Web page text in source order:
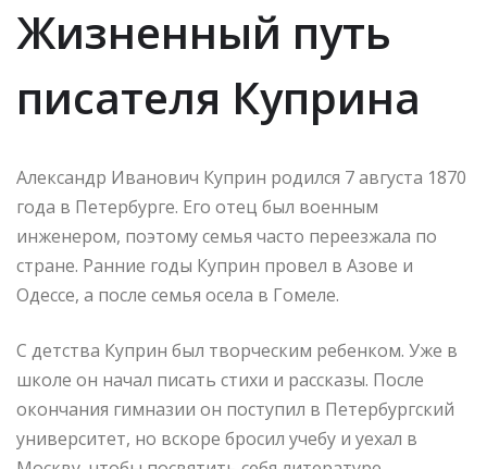
Жизненный путь
писателя Куприна
Александр Иванович Куприн родился 7 августа 1870
года в Петербурге. Его отец был военным
инженером, поэтому семья часто переезжала по
стране. Ранние годы Куприн провел в Азове и
Одессе, а после семья осела в Гомеле.
С детства Куприн был творческим ребенком. Уже в
школе он начал писать стихи и рассказы. После
окончания гимназии он поступил в Петербургский
университет, но вскоре бросил учебу и уехал в